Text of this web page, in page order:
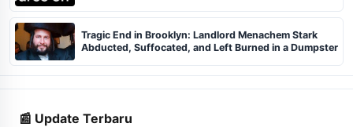
Tragic End in Brooklyn: Landlord Menachem Stark
Abducted, Suffocated, and Left Burned in a Dumpster
📰 Update Terbaru